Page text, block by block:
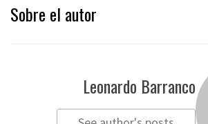
Sobre el autor
Leonardo Barranco